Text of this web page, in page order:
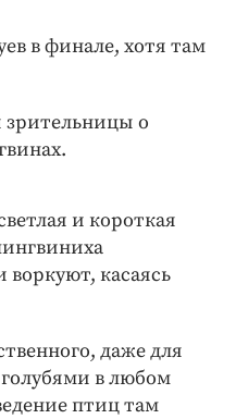
в финале, хотя там
о
и короткая
воркуют, касаясь
даже для
в любом
птиц там